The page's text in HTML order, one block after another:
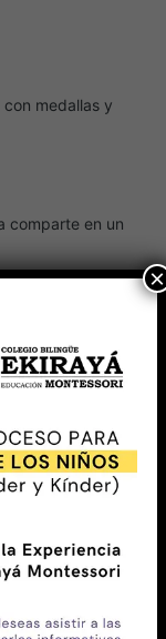
medallas y
comparte en un
sus
premios para
repartidas
de magia,
×